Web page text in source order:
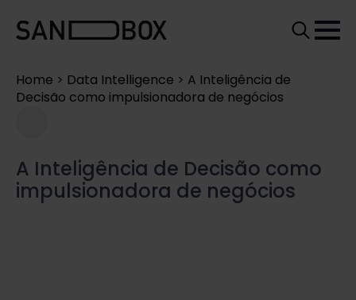
Home > Data Intelligence > A Inteligência de
Decisão como impulsionadora de negócios
A Inteligência de Decisão como
impulsionadora de negócios